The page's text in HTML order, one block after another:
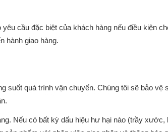
cầu đặc biệt của khách hàng nếu điều kiện
hành giao hàng.
suốt quá trình vận chuyển. Chúng tôi sẽ bảo vệ
Nếu có bất kỳ dấu hiệu hư hại nào (trầy xước,